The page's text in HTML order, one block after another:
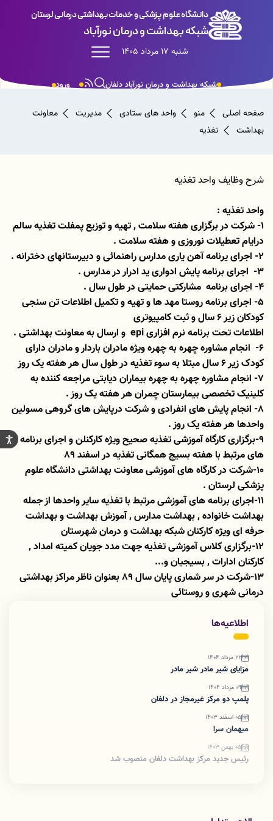
دانشگاه علوم پزشکی و خدمات بهداشتی درمانی لرستان
شبکه بهداشت و درمان نورآباد
شنبه 17 مرداد 1405
ورود شبکه بهداشت و درمان نورآباد دلفان
صفحه اصلی منو واحد های ستادی مدیریت
معاونت
بهداشت
تغذیه
شرح وظایف واحد تغذیه
واحد تغذیه :
1- شرکت در برگزاری هفته سلامت ٬ تهیه و توزیع پمفلت تغذیه سالم
درایام تعطیلات نوروزی و هفته سلامت .
2- اجرای یرنامه آهن یاری مدارس راهنمائی و دبیرستانهای دخترانه .
3- اجرای برنامه پایش ادواری ید ادرار در مدارس .
4- اجرای برنامه مشارکتی حمایتی در طول سال .
5- اجرای برنامه روستا مهد ها و تهیه و تکمیل اطلاعات تن سنجی
کودکان زیر 6 سال و ثبت کامپیوتری
اطلاعات تحت برنامه نرم افزاری epi و ارسال به معاونت بهداشتی .
6- انجام مشاوره چهره به چهره ویژه مادران باردار و مادران دارای
کودک زیر 6 سال مبتلا به سوء تغذیه در طول سال هر هفته یک روز
7- انجام مشاوره چهره به چهره بیماران دیابتی مراجعه کننده به
کلینیک تخصصی بیمارستان چمران هر هفته یک روز .
8- انجام پایش های انفرادی و شرکت درپایش های گروهی مسولین
واحدها هر هفته یک روز .
9-برگزاری کارگاه آموزشی تغذیه صحیح ویژه کارکنلن و اجرای برنامه
های مرتبط با هفته بسیج همگانی تغذیه در اسفند 89
10-شرکت در کارگاه های آموزشی معاونت بهداشتی دانشگاه علوم
پزشکی لرستان .
11-اجرای برنامه های آموزشی مرتبط با تغذیه سایر واحدها از جمله
بهداشت خانواده ٬ بهداشت مدارس ٬ آموزش بهداشت و بهداشت
حرفه ای ویژه کارکنان شبکه بهداشت و درمان شهرستان
12-برگزاری کلاس آموزشی تغذیه جهت مدد جویان کمیته امداد ٬
کارکنان ادارات ٬ بسیجیان و...
13-شرکت در سر شماری پایان سال 89 بعنوان ناظر مراکز بهداشتی
درمانی شهری و روستائی
اطلاعیه‌ها
22 مرداد 1404
مزایای شیر مادر شیر مادر
09 مرداد 1404
پلمپ دو مرکز غیرمجاز در دلفان
05 اسفند 1403
میهمان سرا
05 بهمن 1403
رئیس جدید مرکز بهداشت دلفان منصوب شد